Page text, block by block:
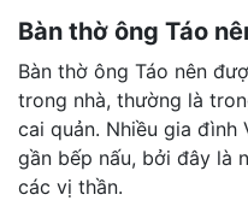
Bàn thờ ông Táo
Bàn thờ ông Táo nên
trong nhà, thường là
cai quản. Nhiều gia đình
gần bếp nấu, bởi đây là
các vị thần.